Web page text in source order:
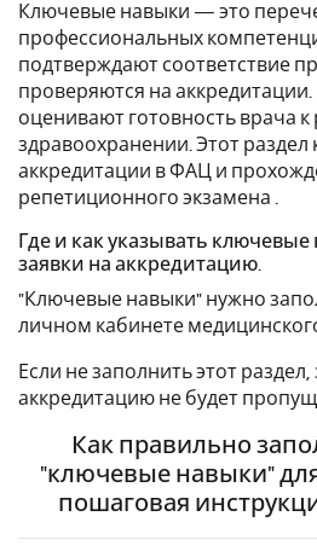
Ключевые навыки — это
профессиональных
подтверждают соответствие
проверяются на
оценивают готовность врача к
здравоохранении. Этот раздел
аккредитации в ФАЦ и
репетиционного экзамена .
Где и как указывать
заявки на аккредитацию.
"Ключевые навыки" нужно
личном кабинете
Если не заполнить этот раздел,
аккредитацию не будет
Как правильно
"ключевые навыки"
пошаговая